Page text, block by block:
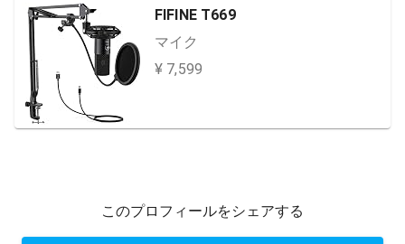
8
FIFINE T669
マイク
¥ 7,599
このプロフィールをシェアする